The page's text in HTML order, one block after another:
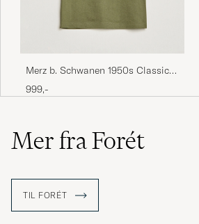
Merz b. Schwanen 1950s Classic
Loopwheeled T-shirt Army
999,-
Mer fra Forét
TIL FORÉT